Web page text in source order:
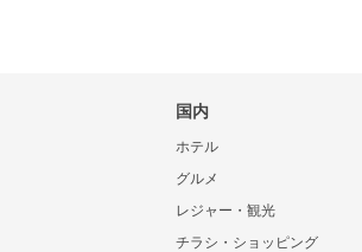
国内
ホテル
グルメ
レジャー・観光
チラシ・ショッピング